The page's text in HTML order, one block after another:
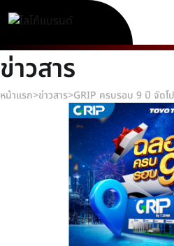
ข่าวสาร
หน้าแรก>ข่าวสาร>